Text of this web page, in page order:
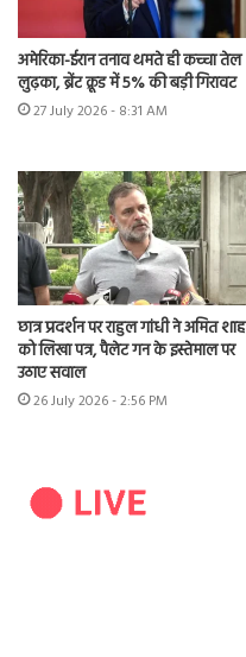
अमेरिका-ईरान तनाव थमते ही कच्चा तेल
लुढ़का, ब्रेंट क्रूड में 5% की बड़ी गिरावट
27 July 2026 - 8:31 AM
छात्र प्रदर्शन पर राहुल गांधी ने अमित शाह
को लिखा पत्र, पैलेट गन के इस्तेमाल पर
उठाए सवाल
26 July 2026 - 2:56 PM